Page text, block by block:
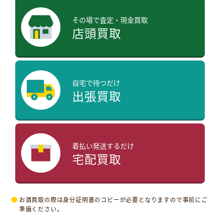
その場で査定・現金買取
店頭買取
自宅で待つだけ
出張買取
着払い発送するだけ
宅配買取
お酒買取の際は身分証明書のコピーが必要となりますので事前にご
準備ください。